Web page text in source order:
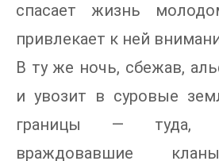
спасает жизнь
привлекает к ней
В ту же ночь, сбежав,
и увозит в суровые
границы — туда,
враждовавшие